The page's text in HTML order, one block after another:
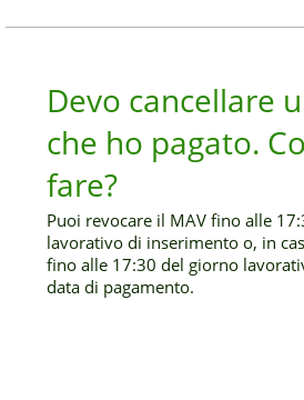
Devo cancellare
che ho pagato.
fare?
Puoi revocare il MAV fino alle
lavorativo di inserimento o, in
fino alle 17:30 del giorno
data di pagamento.